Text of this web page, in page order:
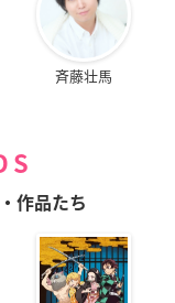
斉藤壮馬
作品たち